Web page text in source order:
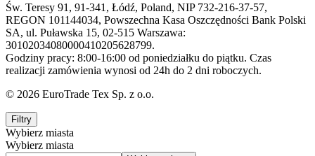
Św. Teresy 91, 91-341, Łódź, Poland, NIP 732-216-37-57,
REGON 101144034, Powszechna Kasa Oszczędności Bank Polski
SA, ul. Puławska 15, 02-515 Warszawa:
30102034080000410205628799.
Godziny pracy: 8:00-16:00 od poniedziałku do piątku. Czas
realizacji zamówienia wynosi od 24h do 2 dni roboczych.
© 2026 EuroTrade Tex Sp. z o.o.
Filtry
Wybierz miasta
Wybierz miasta